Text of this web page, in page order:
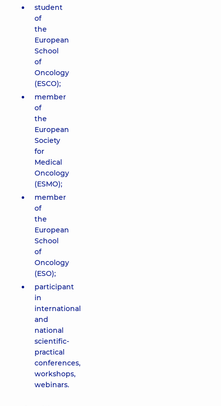
student
of
the
European
School
of
Oncology
(ESCO);
member
of
the
European
Society
for
Medical
Oncology
(ESMO);
member
of
the
European
School
of
Oncology
(ESO);
participant
in
international
and
national
scientific-
practical
conferences,
workshops,
webinars.